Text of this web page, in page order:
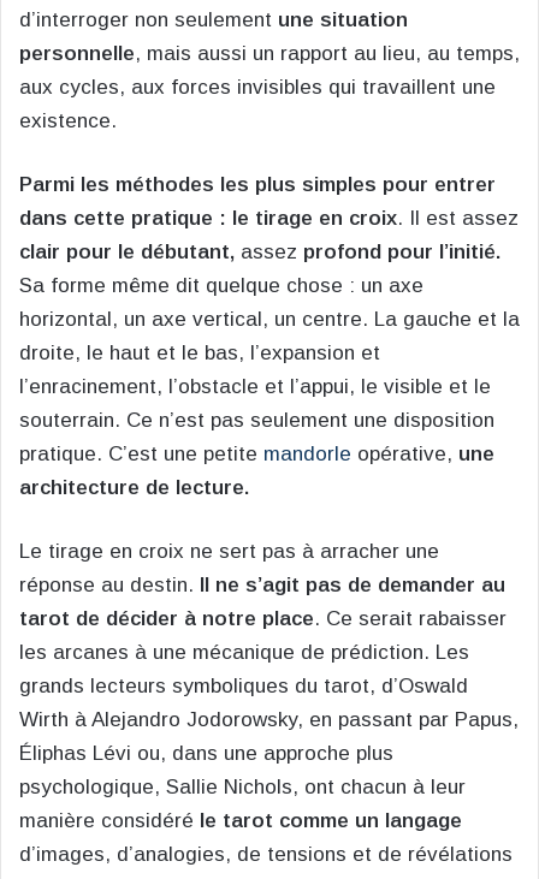
d’interroger non seulement une situation
personnelle, mais aussi un rapport au lieu, au temps,
aux cycles, aux forces invisibles qui travaillent une
existence.
Parmi les méthodes les plus simples pour entrer
dans cette pratique : le tirage en croix. Il est assez
clair pour le débutant, assez profond pour l’initié.
Sa forme même dit quelque chose : un axe
horizontal, un axe vertical, un centre. La gauche et la
droite, le haut et le bas, l’expansion et
l’enracinement, l’obstacle et l’appui, le visible et le
souterrain. Ce n’est pas seulement une disposition
pratique. C’est une petite mandorle opérative, une
architecture de lecture.
Le tirage en croix ne sert pas à arracher une
réponse au destin.
Il ne s’agit pas de demander au
tarot de décider à notre place. Ce serait rabaisser
les arcanes à une mécanique de prédiction. Les
grands lecteurs symboliques du tarot, d’Oswald
Wirth à Alejandro Jodorowsky, en passant par Papus,
Éliphas Lévi ou, dans une approche plus
psychologique, Sallie Nichols, ont chacun à leur
manière considéré le tarot comme un langage
d’images, d’analogies, de tensions et de révélations